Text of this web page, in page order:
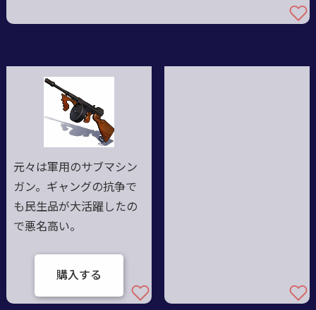
元々は軍用のサブマシン
ガン。ギャングの抗争で
も民生品が大活躍したの
で悪名高い。
購入する